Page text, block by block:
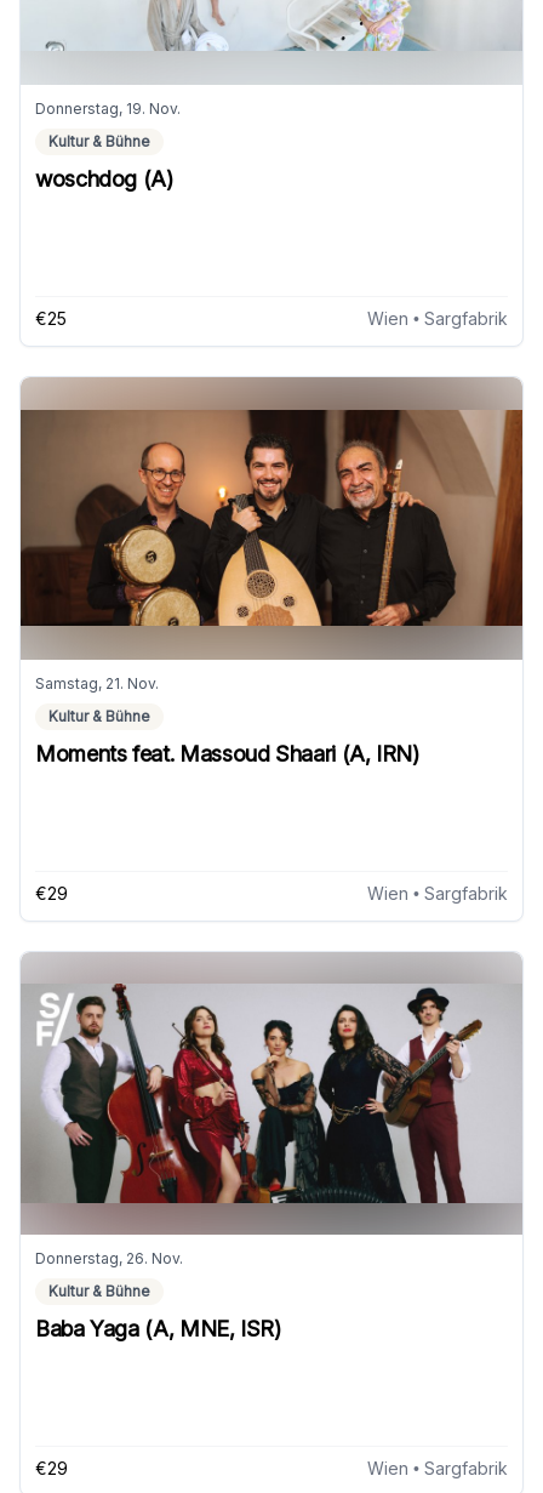
Donnerstag, 19. Nov.
Kultur & Bühne
woschdog (A)
€25 Wien • Sargfabrik
Samstag, 21. Nov.
Kultur & Bühne
Moments feat. Massoud Shaari (A, IRN)
€29 Wien • Sargfabrik
Donnerstag, 26. Nov.
Kultur & Bühne
Baba Yaga (A, MNE, ISR)
€29 Wien • Sargfabrik